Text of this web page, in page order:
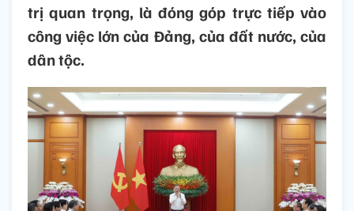
trị quan trọng, là đóng góp trực tiếp vào
công việc lớn của Đảng, của đất nước, của
dân tộc.